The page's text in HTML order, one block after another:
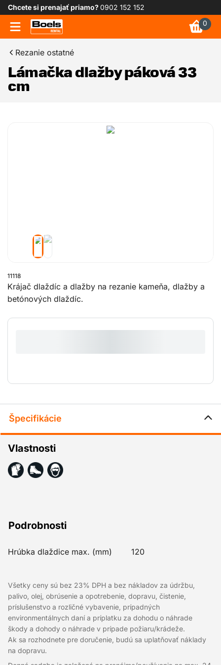
Chcete si prenajať priamo?0902 152 152
0
Rezanie ostatné
Lámačka dlažby páková 33
cm
11118
Krájač dlaždíc a dlažby na rezanie kameňa, dlažby a
betónových dlaždíc.
Špecifikácie
Podrobnosti
Hrúbka dlaždice max. (mm) 120
Vlastnosti
Všetky ceny sú bez 23% DPH a bez nákladov za údržbu,
palivo, olej, obrúsenie a opotrebenie, dopravu, čistenie,
príslušenstvo a rozličné vybavenie, prípadných
environmentálnych daní a príplatku za dohodu o náhrade
škody a dohody o náhrade v prípade požiaru/krádeže.
Ak sa rozhodnete pre doručenie, budú sa uplatňovať náklady
na dopravu.